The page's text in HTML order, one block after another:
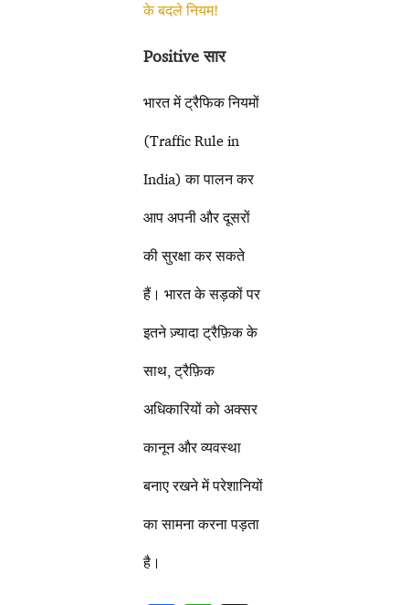
के बदले नियम!
Positive सार
भारत में ट्रैफिक नियमों
(Traffic Rule in
India) का पालन कर
आप अपनी और दूसरों
की सुरक्षा कर सकते
हैं। भारत के सड़कों पर
इतने ज़्यादा ट्रैफ़िक के
साथ, ट्रैफ़िक
अधिकारियों को अक्सर
कानून और व्यवस्था
बनाए रखने में परेशानियों
का सामना करना पड़ता
है।